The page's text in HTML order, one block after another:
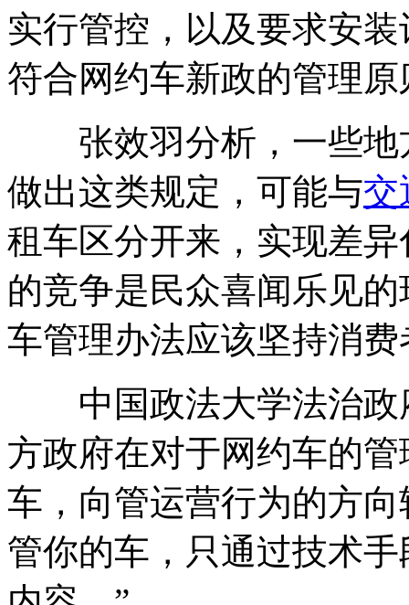
实行管控，以及要求安
符合网约车新政的管理原
张效羽分析，一些地
做出这类规定，可能与交
租车区分开来，实现差
的竞争是民众喜闻乐见
车管理办法应该坚持消
中国政法大学法治政
方政府在对于网约车的
车，向管运营行为的方
管你的车，只通过技术